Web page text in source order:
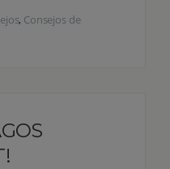
, Consejos de